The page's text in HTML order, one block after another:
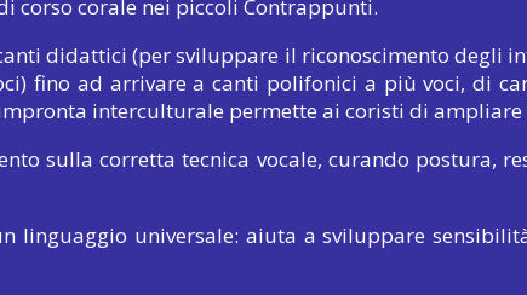
corso corale nei piccoli Contrappunti.
didattici (per sviluppare il riconoscimento degli
fino ad arrivare a canti polifonici a più voci, di
impronta interculturale permette ai coristi di
sulla corretta tecnica vocale, curando postura,
linguaggio universale: aiuta a sviluppare